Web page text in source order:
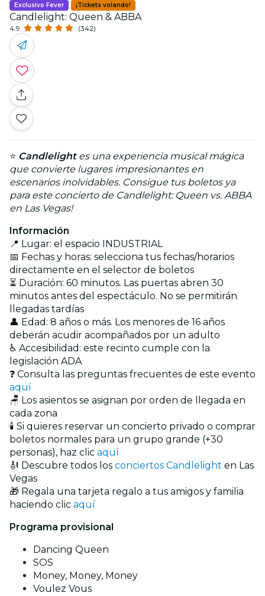
Exclusivo Fever ¡Tickets volando!
Candlelight: Queen & ABBA
4.9 (342)
⭐ Candlelightes una experiencia musical mágica
que convierte lugares impresionantes en
escenarios inolvidables. Consigue tus boletos ya
para este concierto de Candlelight: Queen vs. ABBA
en Las Vegas!
Información
📍 Lugar: el espacio INDUSTRIAL
📅 Fechas y horas: selecciona tus fechas/horarios
directamente en el selector de boletos
⏳ Duración: 60 minutos. Las puertas abren 30
minutos antes del espectáculo. No se permitirán
llegadas tardías
👤 Edad: 8 años o más. Los menores de 16 años
deberán acudir acompañados por un adulto
♿ Accesibilidad: este recinto cumple con la
legislación ADA
❓ Consulta las preguntas frecuentes de este evento
aquí
🪑 Los asientos se asignan por orden de llegada en
cada zona
🕯️ Si quieres reservar un concierto privado o comprar
boletos normales para un grupo grande (+30
personas), haz clic aquí
🎻 Descubre todos los conciertos Candlelight en Las
Vegas
🎁 Regala una tarjeta regalo a tus amigos y familia
haciendo clic aquí
Programa provisional
Dancing Queen
SOS
Money, Money, Money
Voulez Vous